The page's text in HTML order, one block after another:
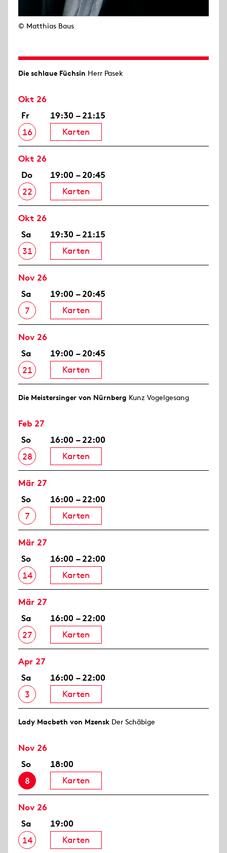
© Matthias Baus
Die schlaue Füchsin Herr Pasek
Okt 26
Fr
16
19:30 – 21:15
Karten
Okt 26
Do
22
19:00 – 20:45
Karten
Okt 26
Sa
31
19:30 – 21:15
Karten
Nov 26
Sa
7
19:00 – 20:45
Karten
Nov 26
Sa
21
19:00 – 20:45
Karten
Die Meistersinger von Nürnberg Kunz Vogelgesang
Feb 27
So
28
16:00 – 22:00
Karten
Mär 27
So
7
16:00 – 22:00
Karten
Mär 27
So
14
16:00 – 22:00
Karten
Mär 27
Sa
27
16:00 – 22:00
Karten
Apr 27
Sa
3
16:00 – 22:00
Karten
Lady Macbeth von Mzensk Der Schäbige
Nov 26
So
8
18:00
Karten
Nov 26
Sa
14
19:00
Karten